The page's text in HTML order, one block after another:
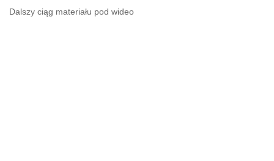
Dalszy ciąg materiału pod wideo